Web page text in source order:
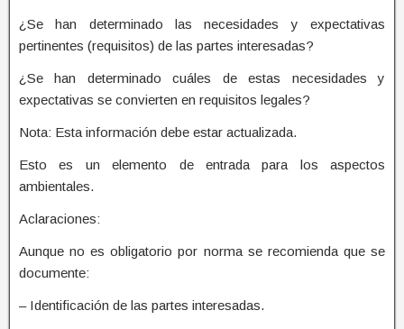
¿Se han determinado las necesidades y expectativas
pertinentes (requisitos) de las partes interesadas?
¿Se han determinado cuáles de estas necesidades y
expectativas se convierten en requisitos legales?
Nota: Esta información debe estar actualizada.
Esto es un elemento de entrada para los aspectos
ambientales.
Aclaraciones:
Aunque no es obligatorio por norma se recomienda que se
documente:
– Identificación de las partes interesadas.